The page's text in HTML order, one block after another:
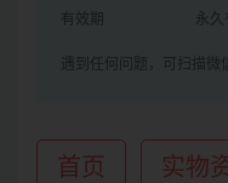
有效期 永久
遇到任何问题，可扫描微
首页 实物